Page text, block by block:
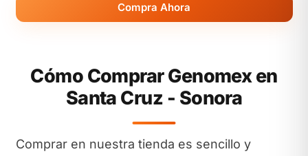
Compra Ahora
Cómo Comprar Genomex en
Santa Cruz - Sonora
Comprar en nuestra tienda es sencillo y